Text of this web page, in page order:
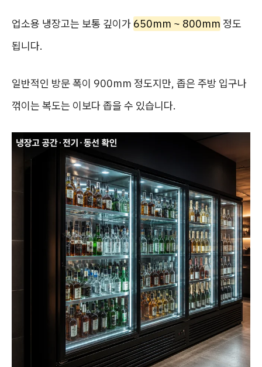
업소용 냉장고는 보통 깊이가 650mm ~ 800mm 정도
됩니다.
일반적인 방문 폭이 900mm 정도지만, 좁은 주방 입구나
꺾이는 복도는 이보다 좁을 수 있습니다.